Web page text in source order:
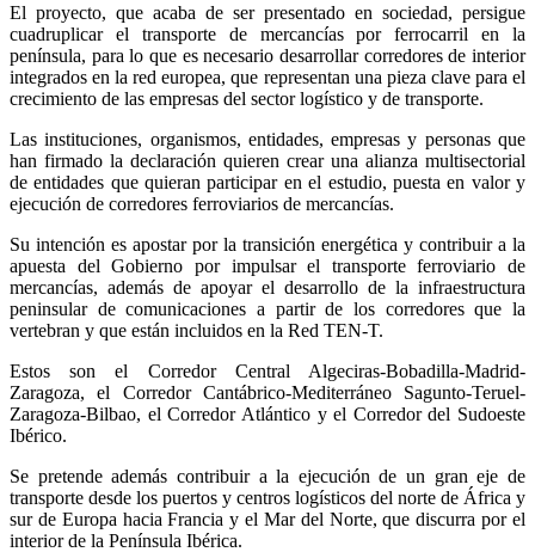
El proyecto, que acaba de ser presentado en sociedad, persigue
cuadruplicar el transporte de mercancías por ferrocarril en la
península, para lo que es necesario desarrollar corredores de interior
integrados en la red europea, que representan una pieza clave para el
crecimiento de las empresas del sector logístico y de transporte.
Las instituciones, organismos, entidades, empresas y personas que
han firmado la declaración quieren crear una alianza multisectorial
de entidades que quieran participar en el estudio, puesta en valor y
ejecución de corredores ferroviarios de mercancías.
Su intención es apostar por la transición energética y contribuir a la
apuesta del Gobierno por impulsar el transporte ferroviario de
mercancías, además de apoyar el desarrollo de la infraestructura
peninsular de comunicaciones a partir de los corredores que la
vertebran y que están incluidos en la Red TEN-T.
Estos son el Corredor Central Algeciras-Bobadilla-Madrid-
Zaragoza, el Corredor Cantábrico-Mediterráneo Sagunto-Teruel-
Zaragoza-Bilbao, el Corredor Atlántico y el Corredor del Sudoeste
Ibérico.
Se pretende además contribuir a la ejecución de un gran eje de
transporte desde los puertos y centros logísticos del norte de África y
sur de Europa hacia Francia y el Mar del Norte, que discurra por el
interior de la Península Ibérica.